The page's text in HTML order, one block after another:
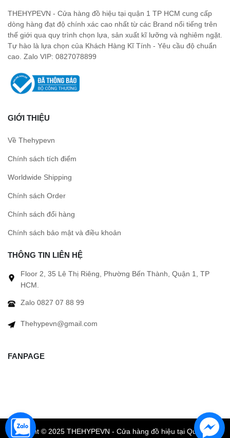
THEHYPEVN - Cửa hàng đồ hiệu tại quận 1 TP HCM cung cấp
dòng hàng đạt độ chính xác cao nhất từ các Brand nổi tiếng trên
thế giới qua quy trình chọn lựa, sản xuất kĩ lưỡng và nghiêm ngặt.
Tự hào là lựa chọn của Khách Hàng Kĩ Tính - Yêu cầu độ chuẩn
cao. Zalo VIP: 0827078899
GIỚI THIỆU
Về Thehypevn
Chính sách tích điểm
Worldwide Shipping
Chính sách Order
Chính sách đổi hàng
Chính sách bảo mật và điều khoản
THÔNG TIN LIÊN HỆ
Floor 2, 35 Lê Thị Riêng, Phường Bến Thành, Quận 1, TP
HCM.
Zalo 0827 07 88 99
Thehypevn@gmail.com
FANPAGE
Copyright © 2025 THEHYPEVN - Cửa hàng đồ hiệu tại Quận 1 TP